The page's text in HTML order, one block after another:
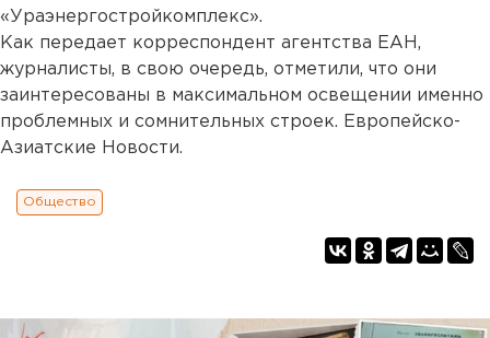
«Ураэнергостройкомплекс».
Как передает корреспондент агентства ЕАН,
журналисты, в свою очередь, отметили, что они
заинтересованы в максимальном освещении именно
проблемных и сомнительных строек. Европейско-
Азиатские Новости.
Общество